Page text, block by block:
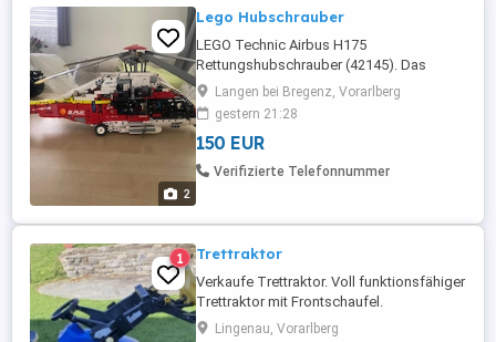
2
Lego Hubschrauber
LEGO Technic Airbus H175
Rettungshubschrauber (42145). Das
Modell verfügt über motorisierte
Funktionen, darunter drehbare Rotoren
und ein ausfahrbares Fahrwerk. Leider
ohne Anleitung, kann jedoch nachbestellt
werden bei Lego
Langen bei Bregenz, Vorarlberg
gestern 21:28
150 EUR
Verifizierte Telefonnummer
1 Trettraktor
Verkaufe Trettraktor. Voll funktionsfähiger
Trettraktor mit Frontschaufel.
Lingenau, Vorarlberg